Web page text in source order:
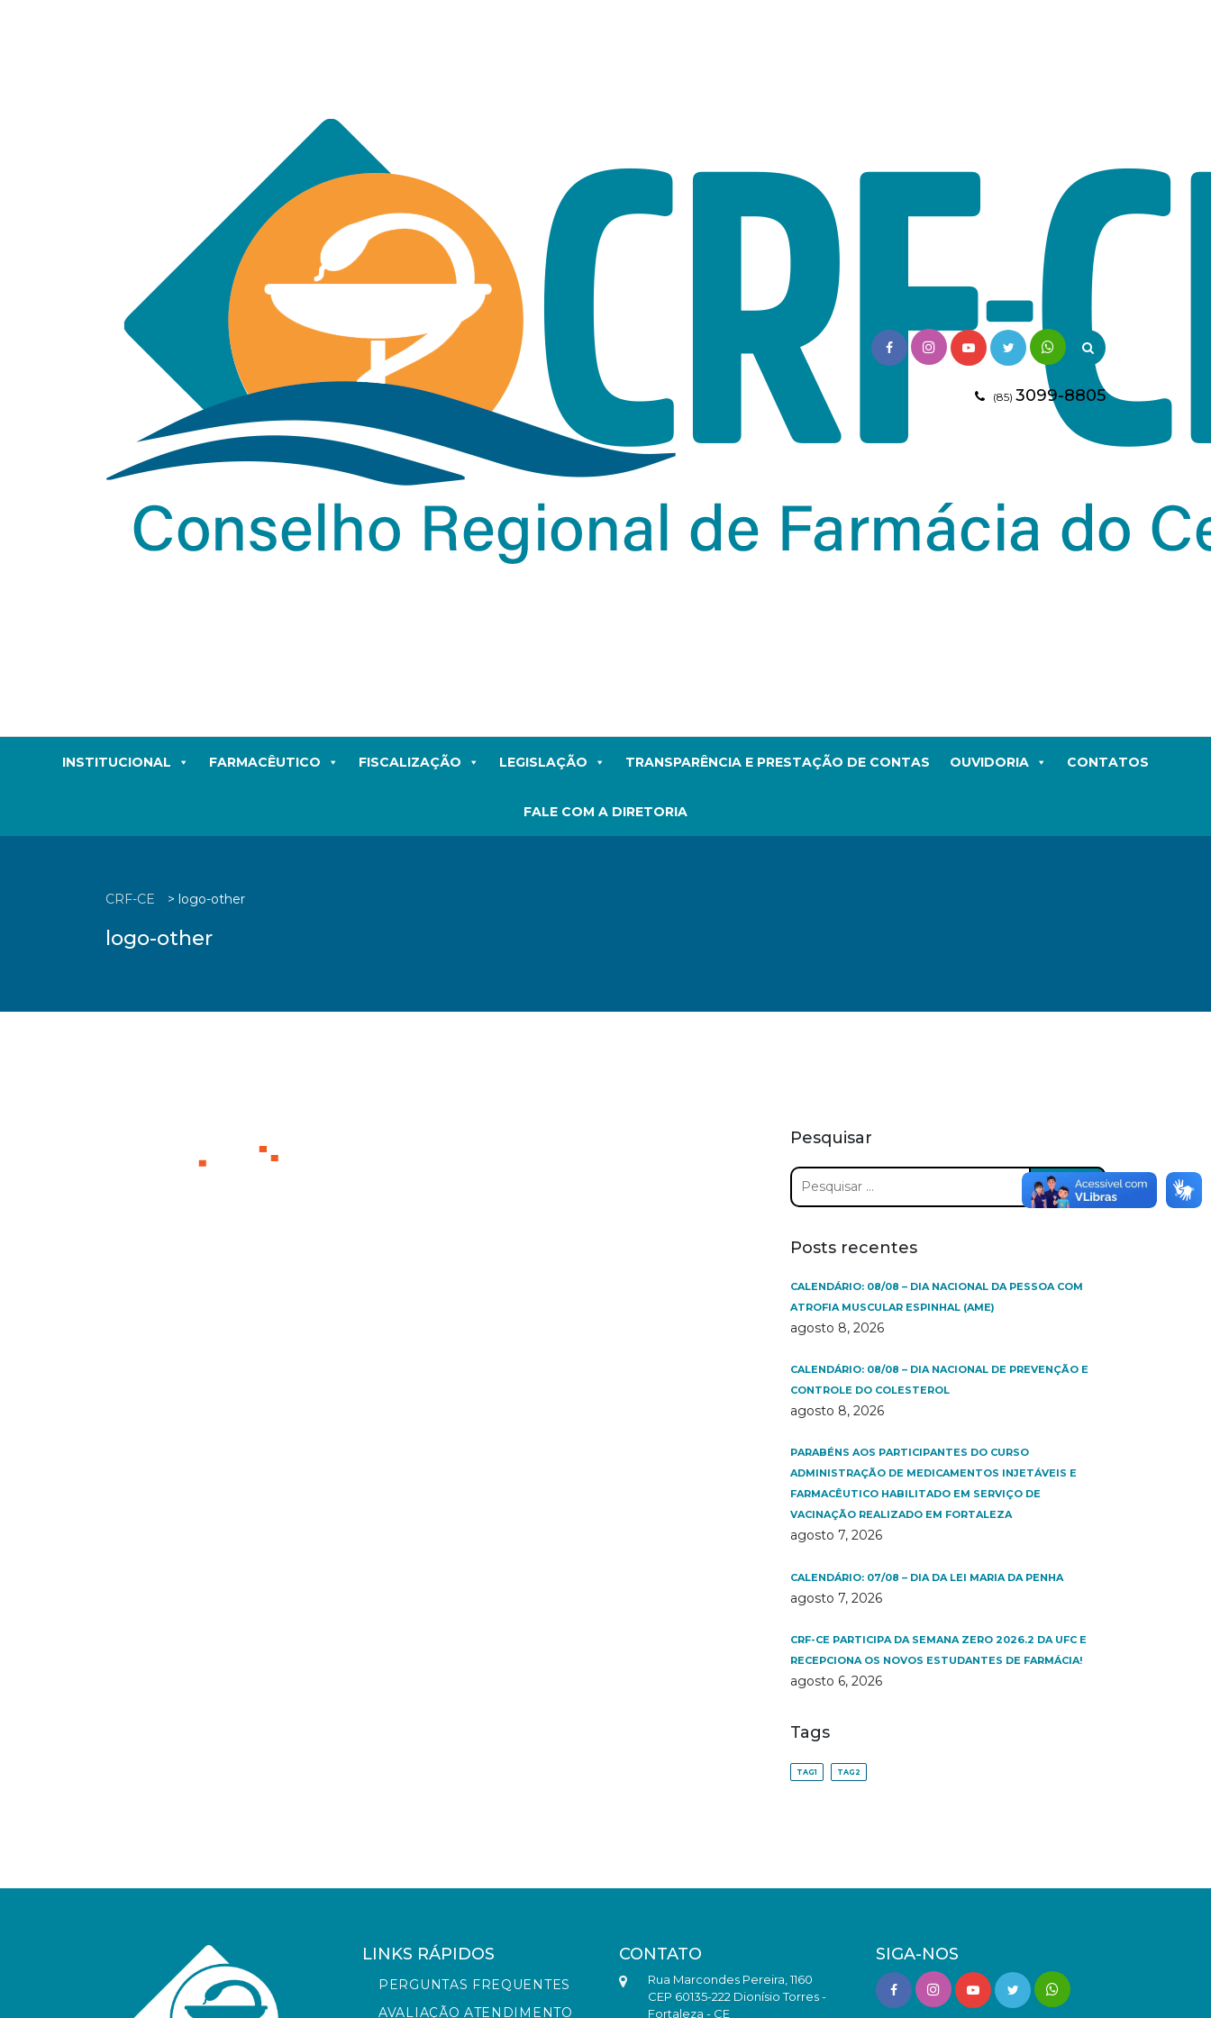
(85) 3099-8805
INSTITUCIONAL FARMACÊUTICO FISCALIZAÇÃO LEGISLAÇÃO TRANSPARÊNCIA E PRESTAÇÃO DE CONTAS OUVIDORIA CONTATOS
FALE COM A DIRETORIA
CRF-CE > logo-other
logo-other
Pesquisar
Pesquisar
por:
Posts recentes
CALENDÁRIO: 08/08 – DIA NACIONAL DA PESSOA COM
ATROFIA MUSCULAR ESPINHAL (AME)
agosto 8, 2026
CALENDÁRIO: 08/08 – DIA NACIONAL DE PREVENÇÃO E
CONTROLE DO COLESTEROL
agosto 8, 2026
PARABÉNS AOS PARTICIPANTES DO CURSO
ADMINISTRAÇÃO DE MEDICAMENTOS INJETÁVEIS E
FARMACÊUTICO HABILITADO EM SERVIÇO DE
VACINAÇÃO REALIZADO EM FORTALEZA
agosto 7, 2026
CALENDÁRIO: 07/08 – DIA DA LEI MARIA DA PENHA
agosto 7, 2026
CRF-CE PARTICIPA DA SEMANA ZERO 2026.2 DA UFC E
RECEPCIONA OS NOVOS ESTUDANTES DE FARMÁCIA!
agosto 6, 2026
Tags
TAG1 TAG2
LINKS RÁPIDOS
PERGUNTAS FREQUENTES
AVALIAÇÃO ATENDIMENTO
CONTATO
Rua Marcondes Pereira, 1160
CEP 60135-222 Dionísio Torres -
Fortaleza - CE
SIGA-NOS